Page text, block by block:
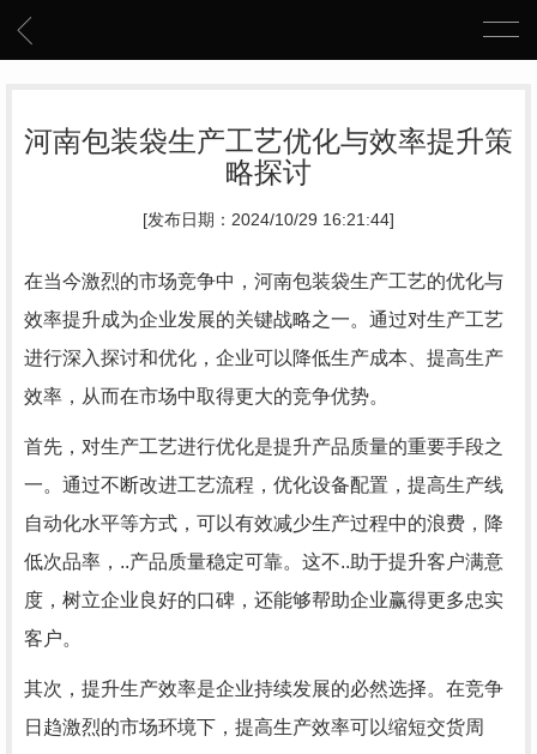
河南包装袋生产工艺优化与效率提升策
略探讨
[发布日期：2024/10/29 16:21:44]
在当今激烈的市场竞争中，河南包装袋生产工艺的优化与
效率提升成为企业发展的关键战略之一。通过对生产工艺
进行深入探讨和优化，企业可以降低生产成本、提高生产
效率，从而在市场中取得更大的竞争优势。
首先，对生产工艺进行优化是提升产品质量的重要手段之
一。通过不断改进工艺流程，优化设备配置，提高生产线
自动化水平等方式，可以有效减少生产过程中的浪费，降
低次品率，..产品质量稳定可靠。这不..助于提升客户满意
度，树立企业良好的口碑，还能够帮助企业赢得更多忠实
客户。
其次，提升生产效率是企业持续发展的必然选择。在竞争
日趋激烈的市场环境下，提高生产效率可以缩短交货周